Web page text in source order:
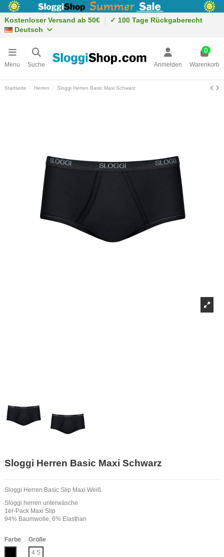
Kostenloser Versand ab 50€
✓ 100 Tage Rückgaberecht
Deutsch
Menu Suche Anmelden
0
Warenkorb
Startseite Herren Sloggi Herren Basic Maxi Schwarz
Sloggi Herren Basic Maxi Schwarz
Sloggi Herren Basic Slip Maxi Weiß
Sloggi herren unterwäsche
1er-Pack Maxi Slip
94% Baumwolle, 6% Elasthan
Farbe
Schwarz
Größe
4 S